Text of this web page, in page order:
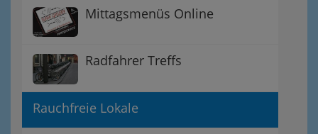
Mittagsmenüs Online
Radfahrer Treffs
Rauchfreie Lokale